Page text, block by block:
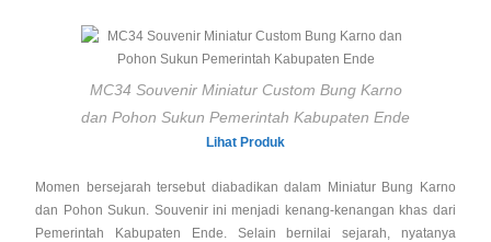
MC34 Souvenir Miniatur Custom Bung Karno
dan Pohon Sukun Pemerintah Kabupaten Ende
Lihat Produk
Momen bersejarah tersebut diabadikan dalam Miniatur Bung Karno
dan Pohon Sukun. Souvenir ini menjadi kenang-kenangan khas dari
Pemerintah Kabupaten Ende. Selain bernilai sejarah, nyatanya